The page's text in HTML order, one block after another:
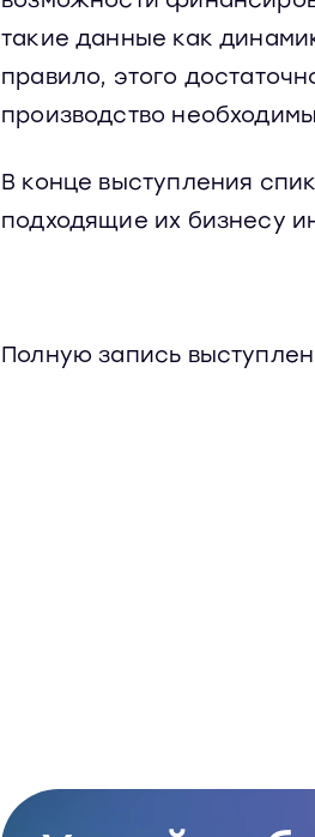
такие данные как
правило, этого
производство
В конце выступления
подходящие их бизнесу
Полную запись